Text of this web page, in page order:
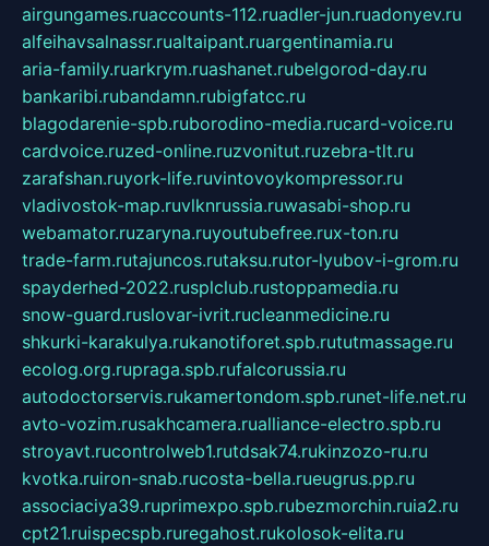
airgungames.ruaccounts-112.ruadler-jun.ruadonyev.ru
alfeihavsalnassr.rualtaipant.ruargentinamia.ru
aria-family.ruarkrym.ruashanet.rubelgorod-day.ru
bankaribi.rubandamn.rubigfatcc.ru
blagodarenie-spb.ruborodino-media.rucard-voice.ru
cardvoice.ruzed-online.ruzvonitut.ruzebra-tlt.ru
zarafshan.ruyork-life.ruvintovoykompressor.ru
vladivostok-map.ruvlknrussia.ruwasabi-shop.ru
webamator.ruzaryna.ruyoutubefree.rux-ton.ru
trade-farm.rutajuncos.rutaksu.rutor-lyubov-i-grom.ru
spayderhed-2022.rusplclub.rustoppamedia.ru
snow-guard.ruslovar-ivrit.rucleanmedicine.ru
shkurki-karakulya.rukanotiforet.spb.rututmassage.ru
ecolog.org.rupraga.spb.rufalcorussia.ru
autodoctorservis.rukamertondom.spb.runet-life.net.ru
avto-vozim.rusakhcamera.rualliance-electro.spb.ru
stroyavt.rucontrolweb1.rutdsak74.rukinzozo-ru.ru
kvotka.ruiron-snab.rucosta-bella.rueugrus.pp.ru
associaciya39.ruprimexpo.spb.rubezmorchin.ruia2.ru
cpt21.ruispecspb.ruregahost.rukolosok-elita.ru